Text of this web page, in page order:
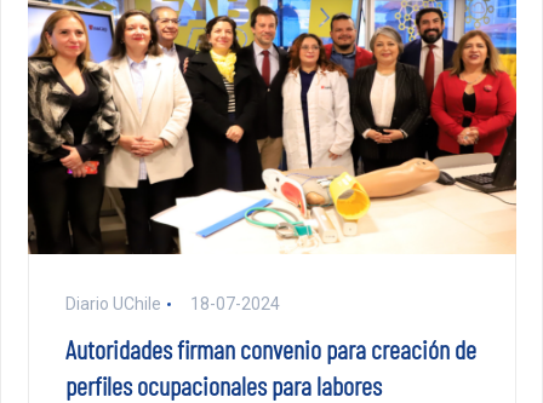
Diario UChile 18-07-2024
Autoridades firman convenio para creación de
perfiles ocupacionales para labores